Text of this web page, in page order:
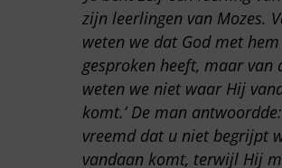
zijn leerlingen van Mozes.
weten we dat God met hem
gesproken heeft, maar van
weten we niet waar Hij
komt.’ De man antwoordde:
vreemd dat u niet begrijpt
vandaan komt, terwijl Hij